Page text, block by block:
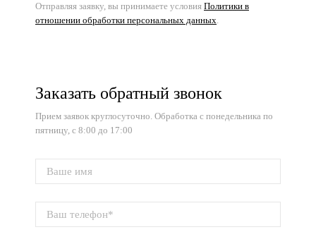
Отправляя заявку, вы принимаете условия Политики в
отношении обработки персональных данных.
Заказать обратный звонок
Прием заявок круглосуточно. Обработка с понедельника по
пятницу, с 8:00 до 17:00